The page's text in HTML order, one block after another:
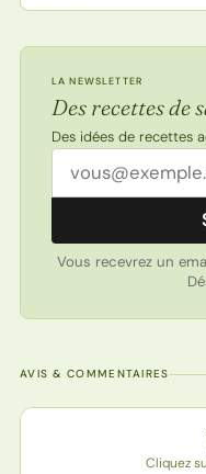
LA NEWSLETTER
Des recettes de
Des idées de recettes
Adresse email
Vous recevrez un
AVIS & COMMENTAIRES
Note de la recette
Cliquez